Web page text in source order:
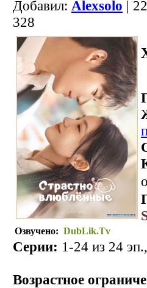
Добавил: Alexsolo |
328
Озвучено: DubLik.Tv
Серии: 1-24 из 24
Возрастное